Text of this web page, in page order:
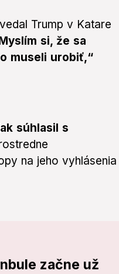
Trump v Katare
si, že sa
museli urobiť,“
súhlasil s
na jeho vyhlásenia
začne už